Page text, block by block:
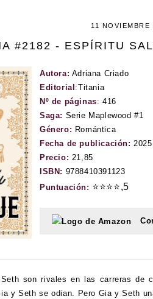
11 NOVIEMBRE
#2182 - ESPÍRITU
Autora: Adriana Criado
Editorial :Titania
Nº de páginas: 416
Saga: Serie Maplewood #1
Género: Romántica
Fecha de publicación:2025
Precio: 21,85
ISBN: 9788410391123
Puntuación: ⭐⭐⭐⭐,5
son rivales en las carreras de
y Seth se odian. Pero Gia y Seth